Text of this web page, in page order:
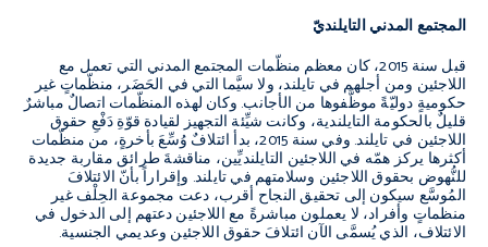
المجتمع المدني التايلنديّ
قبل سنة 2015، كان معظم منظّمات المجتمع المدني التي تعمل مع
اللاجئين ومن أجلهم في تايلند، ولا سيَّما التي في الحَضَر، منظّماتٍ غير
حكوميةٍ دوليّةً موظَّفوها من الأجانب. وكان لهذه المنظّمات اتصالٌ مباشرٌ
قليلٌ بالحكومة التايلندية، وكانت شيِّئة التجهيز لقيادة قوّةِ دَفْعِ حقوق
اللاجئين في تايلند. وفي سنة 2015، بدأ ائتلافٌ وُسِّعَ بأخرةٍ، من منظّمات
أكثرها يركز همّه في اللاجئين التايلنديِّين، مناقشةَ طرائق مقاربة جديدة
للنُّهوض بحقوق اللاجئين وسلامتهم في تايلند. وإقراراً بأنّ الائتلافَ
المُوسَّع سيكون إلى تحقيق النجاح أقرب، دعت مجموعة الحِلْف غير
منظماتٍ وأفراد، لا يعملون مباشرةً مع اللاجئين دعتهم إلى الدخول في
الائتلاف، الذي يُسمَّى الآن ائتلافَ حقوق اللاجئين وعديمي الجنسية.